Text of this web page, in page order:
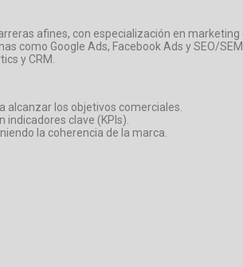
afines, con especialización en marketing
como Google Ads, Facebook Ads y SEO/SEM.
y CRM.
alcanzar los objetivos comerciales.
clave (KPIs).
la coherencia de la marca.